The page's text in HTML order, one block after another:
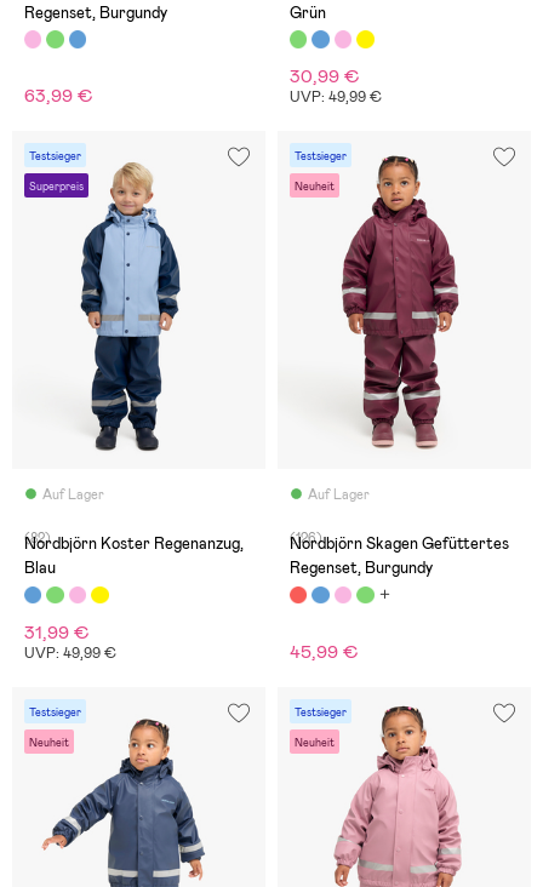
Regenset, Burgundy
63,99 €
Grün
30,99 €
UVP: 49,99 €
Testsieger
Superpreis
Auf Lager
(82)
Nordbjörn Koster Regenanzug,
Blau
31,99 €
UVP: 49,99 €
Testsieger
Neuheit
Auf Lager
(126)
Nordbjörn Skagen Gefüttertes
Regenset, Burgundy
45,99 €
Testsieger
Neuheit
Testsieger
Neuheit